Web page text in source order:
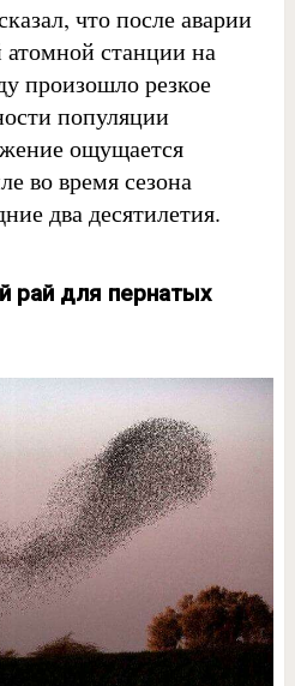
что после аварии
станции на
произошло резкое
популяции
ощущается
во время сезона
два десятилетия.
рай для пернатых